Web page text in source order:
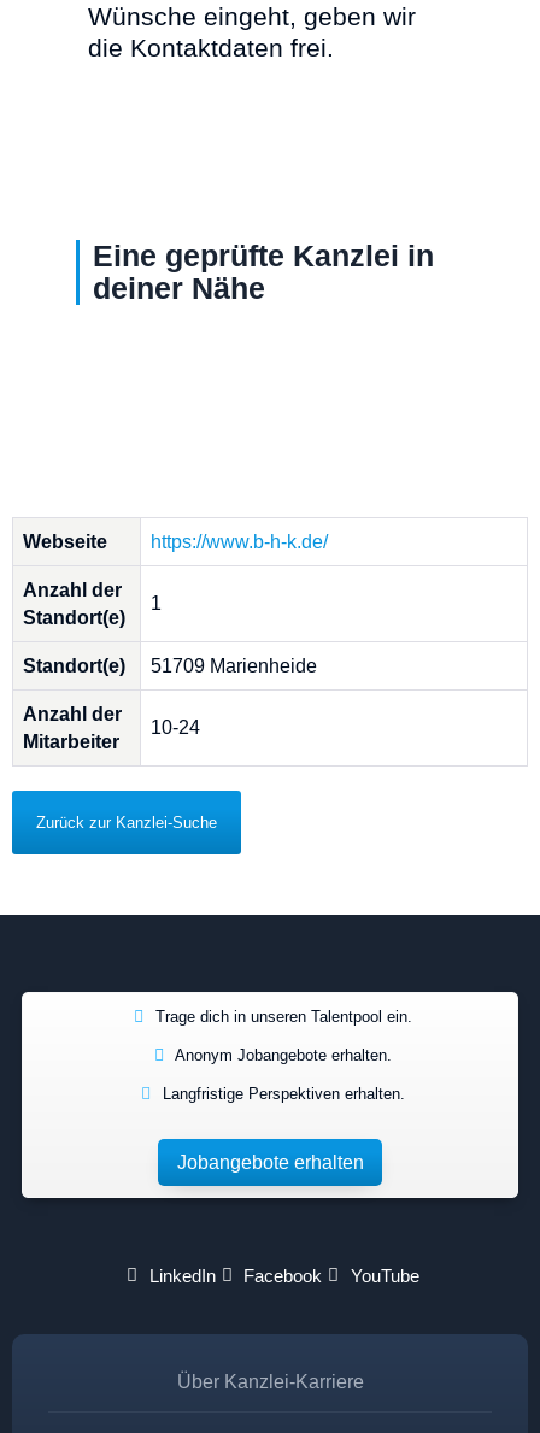
Wünsche eingeht, geben wir
die Kontaktdaten frei.
Eine geprüfte Kanzlei in
deiner Nähe
Webseite https://www.b-h-k.de/
Anzahl der
Standort(e)
1
Standort(e) 51709 Marienheide
Anzahl der
Mitarbeiter
10-24
Zurück zur Kanzlei-Suche
Trage dich in unseren Talentpool ein.
Anonym Jobangebote erhalten.
Langfristige Perspektiven erhalten.
Jobangebote erhalten
LinkedIn Facebook YouTube
Über Kanzlei-Karriere